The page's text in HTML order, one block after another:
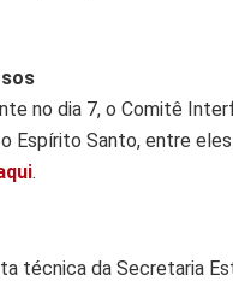
no dia 7, o Comitê
Espírito Santo, entre
.
técnica da Secretaria